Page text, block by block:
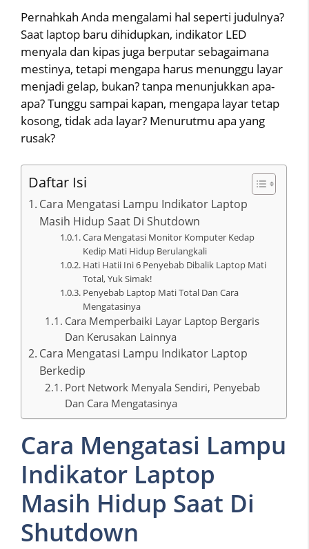
Pernahkah Anda mengalami hal seperti judulnya?
Saat laptop baru dihidupkan, indikator LED
menyala dan kipas juga berputar sebagaimana
mestinya, tetapi mengapa harus menunggu layar
menjadi gelap, bukan? tanpa menunjukkan apa-
apa? Tunggu sampai kapan, mengapa layar tetap
kosong, tidak ada layar? Menurutmu apa yang
rusak?
Daftar Isi
Cara Mengatasi Lampu Indikator Laptop
Masih Hidup Saat Di Shutdown
Cara Mengatasi Monitor Komputer Kedap
Kedip Mati Hidup Berulangkali
Hati Hatii Ini 6 Penyebab Dibalik Laptop Mati
Total, Yuk Simak!
Penyebab Laptop Mati Total Dan Cara
Mengatasinya
Cara Memperbaiki Layar Laptop Bergaris
Dan Kerusakan Lainnya
Cara Mengatasi Lampu Indikator Laptop
Berkedip
Port Network Menyala Sendiri, Penyebab
Dan Cara Mengatasinya
Cara Mengatasi Lampu
Indikator Laptop
Masih Hidup Saat Di
Shutdown